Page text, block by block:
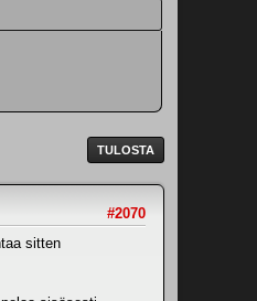
TULOSTA
#2070
sitten